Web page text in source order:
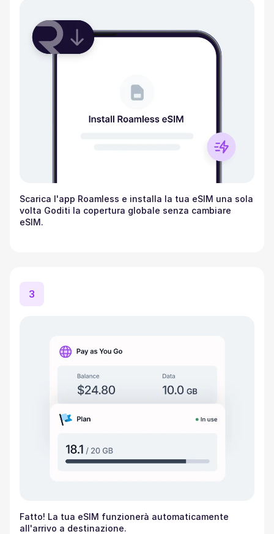
Scarica l'app Roamless e installa la tua eSIM una sola
volta Goditi la copertura globale senza cambiare
eSIM.
3
Fatto! La tua eSIM funzionerà automaticamente
all'arrivo a destinazione.